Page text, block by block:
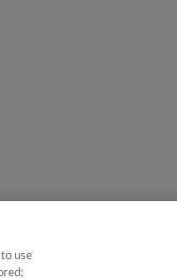
use